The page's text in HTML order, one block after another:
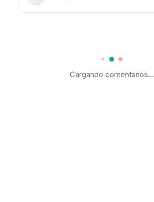
Cargando comentarios...